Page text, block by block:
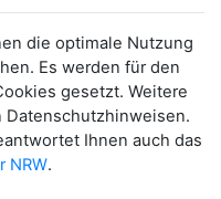
die optimale Nutzung
Es werden für den
gesetzt. Weitere
Datenschutzhinweisen.
Ihnen auch das
NRW.